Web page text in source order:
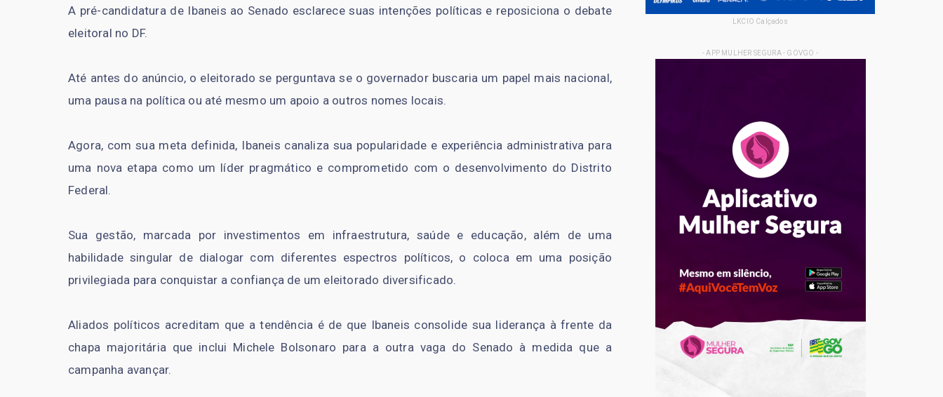
A pré-candidatura de Ibaneis ao Senado esclarece suas intenções políticas e reposiciona o debate
eleitoral no DF.
Até antes do anúncio, o eleitorado se perguntava se o governador buscaria um papel mais nacional,
uma pausa na política ou até mesmo um apoio a outros nomes locais.
Agora, com sua meta definida, Ibaneis canaliza sua popularidade e experiência administrativa para
uma nova etapa como um líder pragmático e comprometido com o desenvolvimento do Distrito
Federal.
Sua gestão, marcada por investimentos em infraestrutura, saúde e educação, além de uma
habilidade singular de dialogar com diferentes espectros políticos, o coloca em uma posição
privilegiada para conquistar a confiança de um eleitorado diversificado.
Aliados políticos acreditam que a tendência é de que Ibaneis consolide sua liderança à frente da
chapa majoritária que inclui Michele Bolsonaro para a outra vaga do Senado à medida que a
campanha avançar.
LKCIO Calçados
- APP MULHER SEGURA - GOVGO -